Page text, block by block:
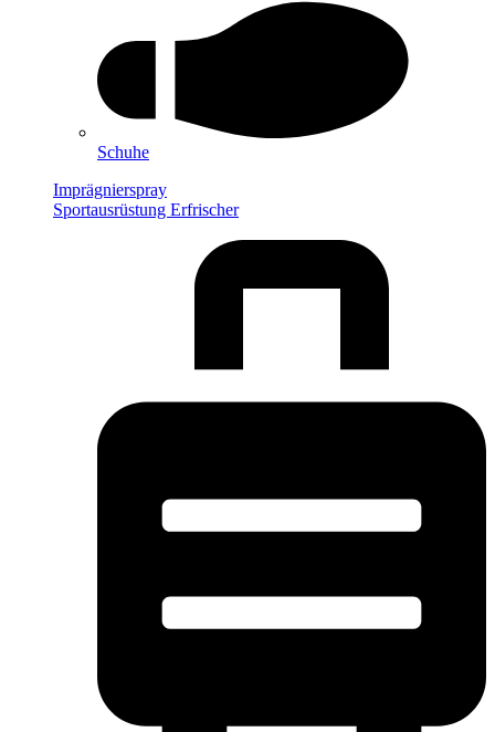
Schuhe
Imprägnierspray
Sportausrüstung Erfrischer